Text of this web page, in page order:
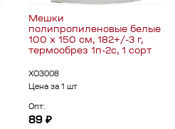
Мешки
полипропиленовые белые
100 x 150 см, 182+/-3 г,
термообрез 1п-2с, 1 сорт
ХОЗ008
Цена за 1 шт
Опт:
89 ₽